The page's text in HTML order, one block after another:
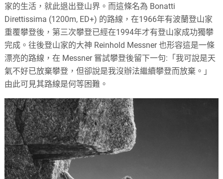
家的生活，就此退出登山界。而這條名為 Bonatti
Direttissima (1200m, ED+) 的路線，在1966年有波蘭登山家
重覆攀登後，第三次攀登已經在1994年才有登山家成功獨攀
完成。往後登山家的大神 Reinhold Messner 也形容這是一條
漂亮的路線，在 Messner 嘗試攀登後留下一句:「我可說是天
氣不好已放棄攀登，但卻說是我沒辦法繼續攀登而放棄。」
由此可見其路線是何等困難。